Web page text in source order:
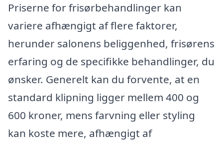
Priserne for frisørbehandlinger kan
variere afhængigt af flere faktorer,
herunder salonens beliggenhed, frisørens
erfaring og de specifikke behandlinger, du
ønsker. Generelt kan du forvente, at en
standard klipning ligger mellem 400 og
600 kroner, mens farvning eller styling
kan koste mere, afhængigt af